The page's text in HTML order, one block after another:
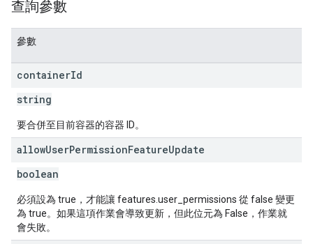
查詢參數
參數
containerId
string
要合併至目前容器的容器 ID。
allowUserPermissionFeatureUpdate
boolean
必須設為 true，才能讓 features.user_permissions 從 false 變更
為 true。如果這項作業會導致更新，但此位元為 False，作業就
會失敗。